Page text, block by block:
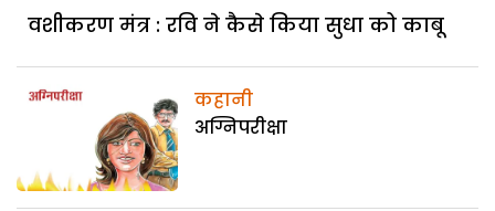
वशीकरण मंत्र : रवि ने कैसे किया सुधा को काबू
कहानी
अग्निपरीक्षा